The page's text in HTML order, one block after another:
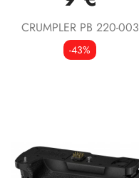
CRUMPLER PB 220-003
-43%